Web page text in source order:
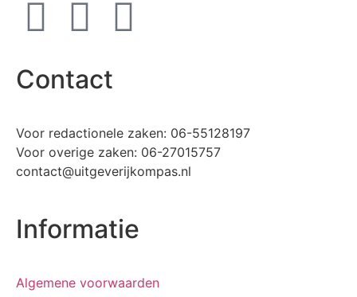
Contact
Voor redactionele zaken: 06-55128197
Voor overige zaken: 06-27015757
contact@uitgeverijkompas.nl
Informatie
Algemene voorwaarden